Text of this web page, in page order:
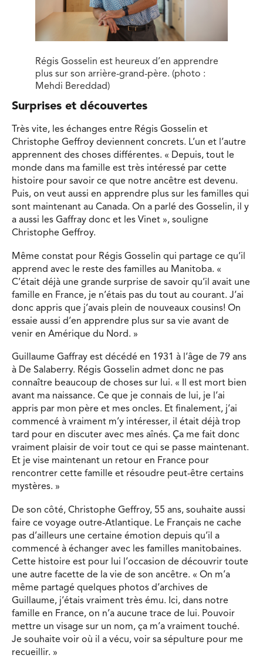
Régis Gosselin est heureux d’en apprendre
plus sur son arrière-grand-père. (photo :
Mehdi Bereddad)
Surprises et découvertes
Très vite, les échanges entre Régis Gosselin et
Christophe Geffroy deviennent concrets. L’un et l’autre
apprennent des choses différentes. « Depuis, tout le
monde dans ma famille est très intéressé par cette
histoire pour savoir ce que notre ancêtre est devenu.
Puis, on veut aussi en apprendre plus sur les familles qui
sont maintenant au Canada. On a parlé des Gosselin, il y
a aussi les Gaffray donc et les Vinet », souligne
Christophe Geffroy.
Même constat pour Régis Gosselin qui partage ce qu’il
apprend avec le reste des familles au Manitoba. «
C’était déjà une grande surprise de savoir qu’il avait une
famille en France, je n’étais pas du tout au courant. J’ai
donc appris que j’avais plein de nouveaux cousins! On
essaie aussi d’en apprendre plus sur sa vie avant de
venir en Amérique du Nord. »
Guillaume Gaffray est décédé en 1931 à l’âge de 79 ans
à De Salaberry. Régis Gosselin admet donc ne pas
connaître beaucoup de choses sur lui. « Il est mort bien
avant ma naissance. Ce que je connais de lui, je l’ai
appris par mon père et mes oncles. Et finalement, j’ai
commencé à vraiment m’y intéresser, il était déjà trop
tard pour en discuter avec mes aînés. Ça me fait donc
vraiment plaisir de voir tout ce qui se passe maintenant.
Et je vise maintenant un retour en France pour
rencontrer cette famille et résoudre peut-être certains
mystères. »
De son côté, Christophe Geffroy, 55 ans, souhaite aussi
faire ce voyage outre-Atlantique. Le Français ne cache
pas d’ailleurs une certaine émotion depuis qu’il a
commencé à échanger avec les familles manitobaines.
Cette histoire est pour lui l’occasion de découvrir toute
une autre facette de la vie de son ancêtre. « On m’a
même partagé quelques photos d’archives de
Guillaume, j’étais vraiment très ému. Ici, dans notre
famille en France, on n’a aucune trace de lui. Pouvoir
mettre un visage sur un nom, ça m’a vraiment touché.
Je souhaite voir où il a vécu, voir sa sépulture pour me
recueillir. »